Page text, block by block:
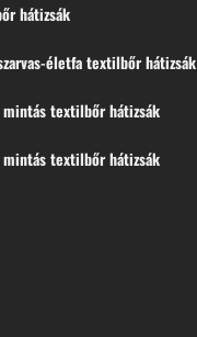
hátizsák
életfa textilbőr hátizsák
textilbőr hátizsák
textilbőr hátizsák